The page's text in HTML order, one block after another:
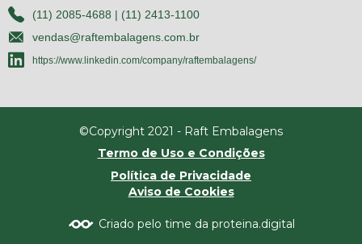
(11) 2085-4688 | (11) 2413-1100
vendas@raftembalagens.com.br
https://www.linkedin.com/company/raftembalagens/
©Copyright 2021 - Raft Embalagens
Termo de Uso e Condições
Política de Privacidade
Aviso de Cookies
Criado pelo time da proteina.digital